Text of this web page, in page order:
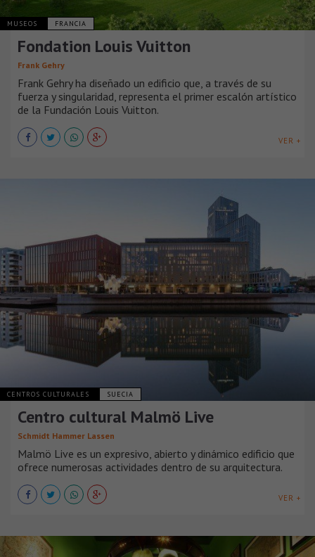
MUSEOS FRANCIA
Fondation Louis Vuitton
Frank Gehry
Frank Gehry ha diseñado un edificio que, a través de su
fuerza y ​​singularidad, representa el primer escalón artístico
de la Fundación Louis Vuitton.
VER +
CENTROS CULTURALES SUECIA
Centro cultural Malmö Live
Schmidt Hammer Lassen
Malmö Live es un expresivo, abierto y dinámico edificio que
ofrece numerosas actividades dentro de su arquitectura.
VER +